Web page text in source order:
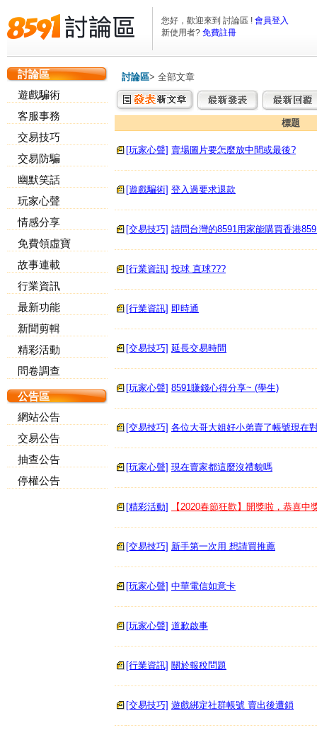
您好，歡迎來到 討論區 ! 會員登入
新使用者? 免費註冊
討論區
遊戲騙術
客服事務
交易技巧
交易防騙
幽默笑話
玩家心聲
情感分享
免費領虛寶
故事連載
行業資訊
最新功能
新聞剪輯
精彩活動
問卷調查
公告區
網站公告
交易公告
抽查公告
停權公告
討論區> 全部文章
標題
[玩家心聲] 賣場圖片要怎麼放中間或最後?
[遊戲騙術] 登入過要求退款
[交易技巧] 請問台灣的8591用家能購買香港
[行業資訊] 投球 直球???
[行業資訊] 即時通
[交易技巧] 延長交易時間
[玩家心聲] 8591賺錢心得分享~ (學生)
[交易技巧] 各位大哥大姐好小弟賣了帳號現在
[玩家心聲] 現在賣家都這麼沒禮貌嗎
[精彩活動] 【2020春節狂歡】開獎啦，恭喜中
[交易技巧] 新手第一次用 想請買推薦
[玩家心聲] 中華電信如意卡
[玩家心聲] 道歉啟事
[行業資訊] 關於報稅問題
[交易技巧] 遊戲綁定社群帳號 賣出後遭鎖